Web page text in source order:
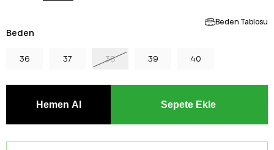
Beden Tablosu
Beden
36 37 38 39 40